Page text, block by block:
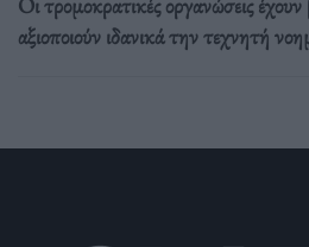
αξιοποιούν ιδανικά την τεχνητή